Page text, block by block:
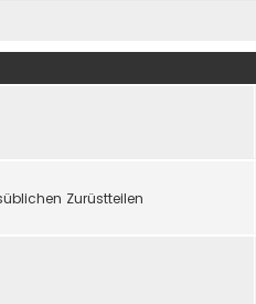
Zurüstteilen